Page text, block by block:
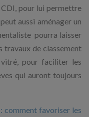
CDI, pour lui permettre
aussi aménager un
pourra laisser
de classement
pour faciliter les
qui auront toujours
comment favoriser les